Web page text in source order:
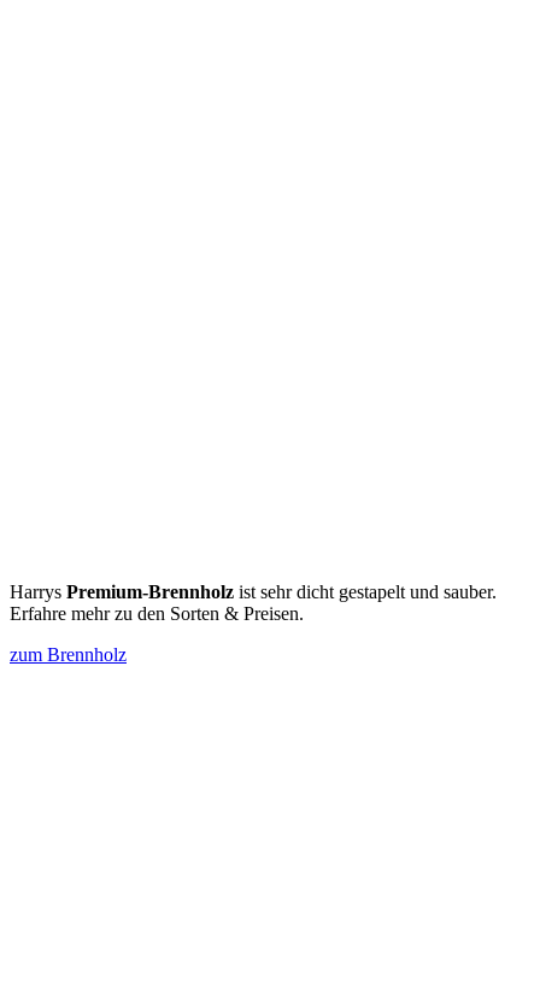
Harrys Premium-Brennholz ist sehr dicht gestapelt und sauber.
Erfahre mehr zu den Sorten & Preisen.
zum Brennholz